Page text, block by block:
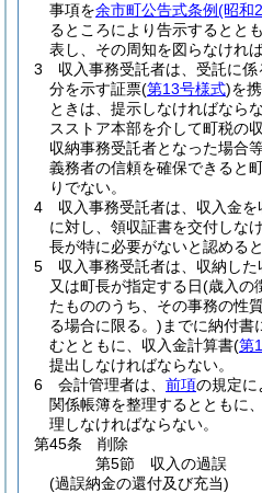
事項を余市町公告式条例(昭和
るところにより告示するとと
表し、その周知を図らなけれ
3
収入事務受託者は、受託に
分を示す証票(第13号様式)を
ときは、提示しなければならな
スストア本部を介して町税の
収納事務受託者となった場合
義務者の信頼を確保できると
りでない。
4
収入事務受託者は、収入金
に対し、領収証書を交付しな
長が特に必要がないと認める
5
収入事務受託者は、収納し
又は町長が指定する日(歳入の
たもののうち、その事務の性
る場合に限る。) までに納付書
むとともに、収入金計算書(第
提出しなければならない。
6
会計管理者は、 前項の規定に
関係帳簿を整理するとともに、
理しなければならない。
第45条
削除
第5節
収入の過誤
(過誤納金の還付及び充当)